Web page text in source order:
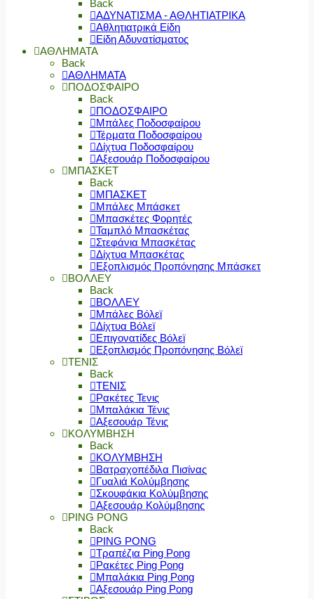
Back
ΑΔΥΝΑΤΙΣΜΑ - ΑΘΛΗΤΙΑΤΡΙΚΑ
Αθλητιατρικά Είδη
Είδη Αδυνατίσματος
ΑΘΛΗΜΑΤΑ
Back
ΑΘΛΗΜΑΤΑ
ΠΟΔΟΣΦΑΙΡΟ
Back
ΠΟΔΟΣΦΑΙΡΟ
Μπάλες Ποδοσφαίρου
Τέρματα Ποδοσφαίρου
Δίχτυα Ποδοσφαίρου
Αξεσουάρ Ποδοσφαίρου
ΜΠΑΣΚΕΤ
Back
ΜΠΑΣΚΕΤ
Μπάλες Μπάσκετ
Μπασκέτες Φορητές
Ταμπλό Μπασκέτας
Στεφάνια Μπασκέτας
Δίχτυα Μπασκέτας
Εξοπλισμός Προπόνησης Μπάσκετ
ΒΟΛΛΕΥ
Back
ΒΟΛΛΕΥ
Μπάλες Βόλεϊ
Δίχτυα Βόλεϊ
Επιγονατίδες Βόλεϊ
Εξοπλισμός Προπόνησης Βόλεϊ
ΤΕΝΙΣ
Back
ΤΕΝΙΣ
Ρακέτες Τενις
Μπαλάκια Τένις
Αξεσουάρ Τένις
ΚΟΛΥΜΒΗΣΗ
Back
ΚΟΛΥΜΒΗΣΗ
Βατραχοπέδιλα Πισίνας
Γυαλιά Κολύμβησης
Σκουφάκια Κολύμβησης
Αξεσουάρ Κολύμβησης
PING PONG
Back
PING PONG
Τραπέζια Ping Pong
Ρακέτες Ping Pong
Μπαλάκια Ping Pong
Αξεσουάρ Ping Pong